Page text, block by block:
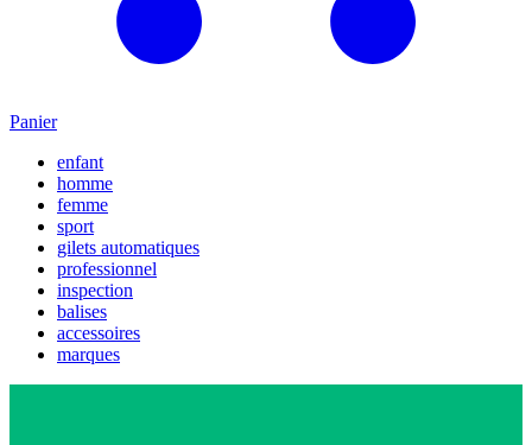
Panier
enfant
homme
femme
sport
gilets automatiques
professionnel
inspection
balises
accessoires
marques